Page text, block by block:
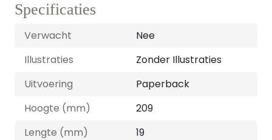
Specificaties
Verwacht
Nee
Illustraties
Zonder Illustraties
Uitvoering
Paperback
Hoogte (mm)
209
Lengte (mm)
19